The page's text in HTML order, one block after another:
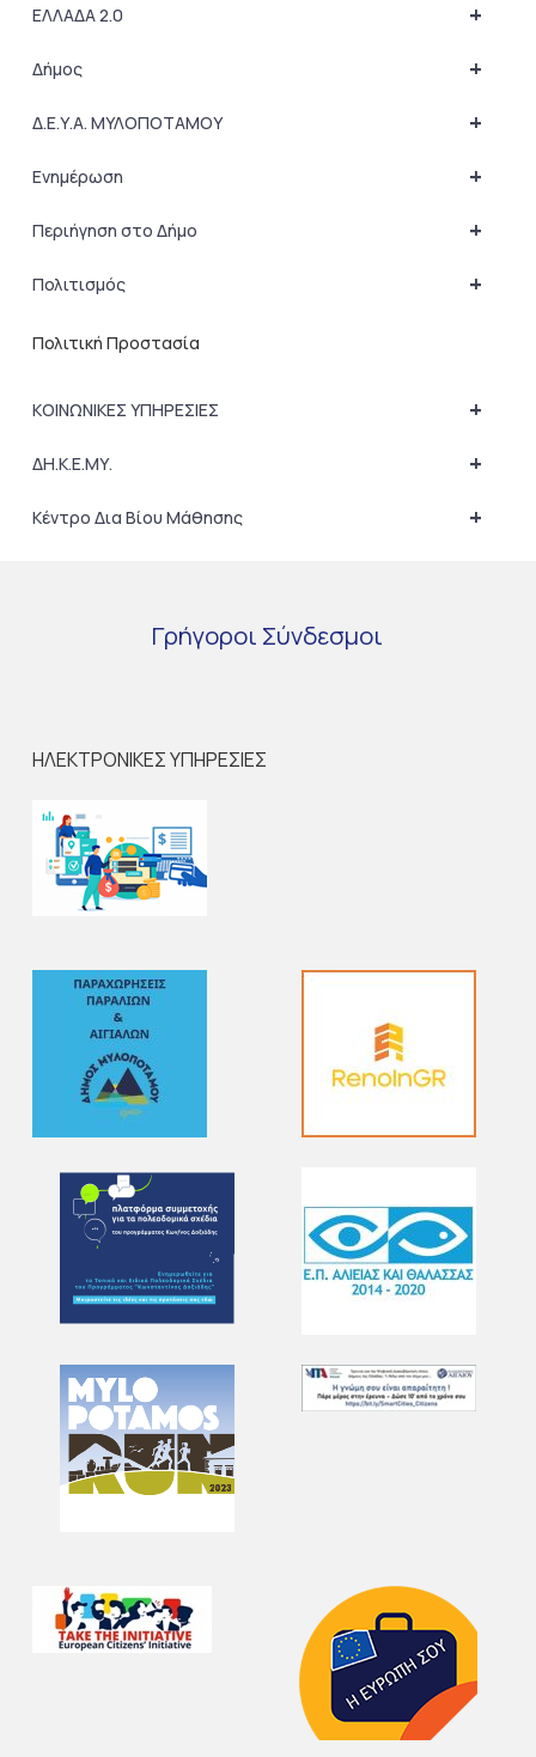
+
ΕΛΛΑΔΑ 2.0
+
Δήμος
+
Δ.Ε.Υ.Α. ΜΥΛΟΠΟΤΑΜΟΥ
+
Ενημέρωση
+
Περιήγηση στο Δήμο
+
Πολιτισμός
Πολιτική Προστασία
+
ΚΟΙΝΩΝΙΚΕΣ ΥΠΗΡΕΣΙΕΣ
+
ΔΗ.Κ.Ε.ΜΥ.
+
Κέντρο Δια Βίου Μάθησης
Γρήγοροι Σύνδεσμοι
ΗΛΕΚΤΡΟΝΙΚΕΣ ΥΠΗΡΕΣΙΕΣ